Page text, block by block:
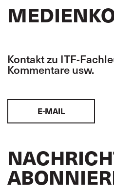
Kontakt zu ITF-
Kommentare usw.
E-MAIL